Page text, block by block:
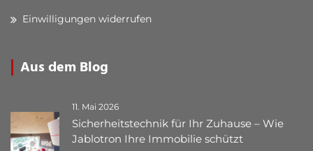
Einwilligungen widerrufen
Aus dem Blog
11. Mai 2026
Sicherheitstechnik für Ihr Zuhause – Wie
Jablotron Ihre Immobilie schützt